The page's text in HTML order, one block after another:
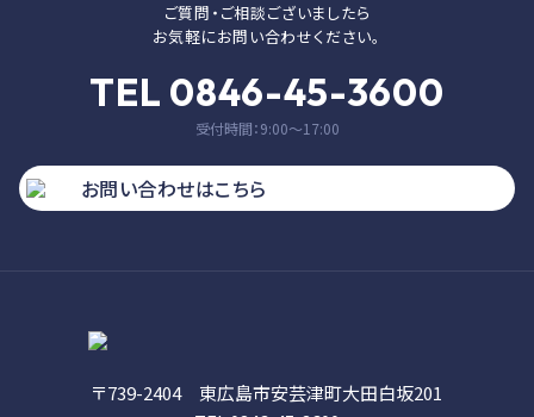
ご質問・ご相談ございましたら
お気軽にお問い合わせください。
TEL 0846-45-3600
受付時間：9:00〜17:00
お問い合わせはこちら
〒739-2404 東広島市安芸津町大田白坂201